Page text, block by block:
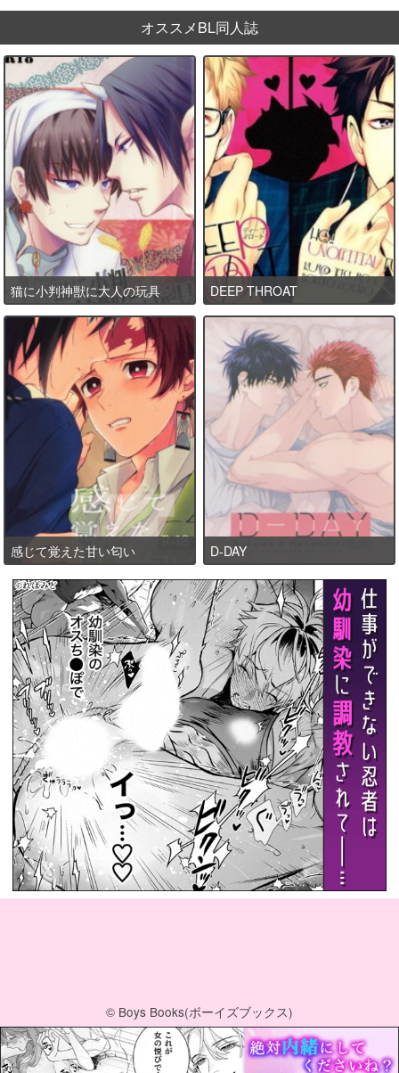
オススメBL同人誌
猫に小判神獣に大人の玩具 DEEP THROAT
感じて覚えた甘い匂い D-DAY
© Boys Books(ボーイズブックス)